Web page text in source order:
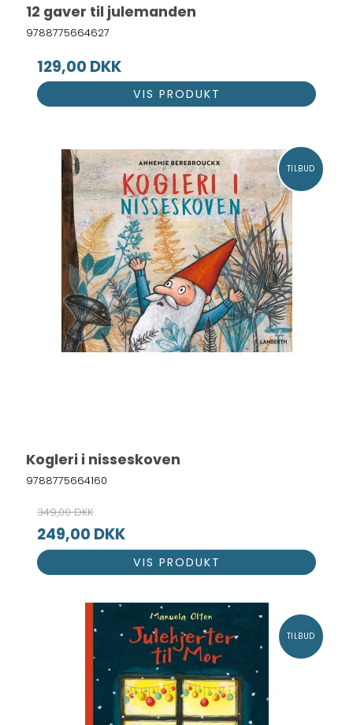
12 gaver til julemanden
9788775664627
129,00 DKK
VIS PRODUKT
TILBUD
Kogleri i nisseskoven
9788775664160
349,00 DKK
249,00 DKK
VIS PRODUKT
TILBUD